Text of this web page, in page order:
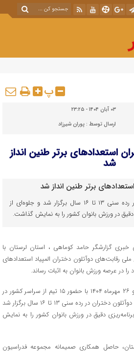
پ
۰۳ آبان ۱۴۰۴ - ۲۳:۲۵
ارسال توسط :پوران شیرزاد
استعدادهای برتر طنین انداز
شد
رقابت‌های دوآتلون دختران در رده سنی ۱۳ تا ۱۶ سال برگزار شد و جلوه‌ای از
دقیق در ورزش بانوان کشور را به نمایش گذاشت.
خبری گزارشگر حامد کوماهی ، استان لرستان با
رقابت‌های دوآتلون دختران المپیاد استعدادهای
در عرصه ورزش بانوان به اثبات رساند.
این رویداد ملی طی روزهای ۲۵ و ۲۶ مهرماه ۱۴۰۴ با حضور ۱۵ تیم از سراسر کشور در
شهر خرم‌آباد برگزار شد رقابت‌های دوآتلون دختران در رده سنی ۱۳ تا ۱۶ سال برگزار شد
دقیق در ورزش بانوان کشور را به نمایش
حاصل همکاری صمیمانه مجموعه فدراسیون